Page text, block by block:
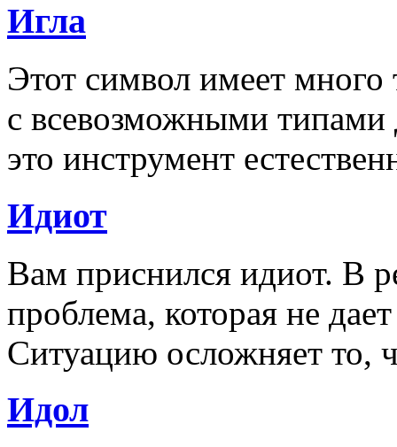
Игла
Этот символ имеет много
с всевозможными типами
это инструмент
Идиот
Вам приснился идиот. В
проблема, которая не
Ситуацию осложняет то,
Идол